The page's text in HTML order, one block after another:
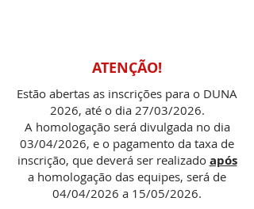
ATENÇÃO!
Estão abertas as inscrições para o DUNA
2026, até o dia 27/03/2026.
A homologação será divulgada no dia
03/04/2026, e o pagamento da taxa de
inscrição, que deverá ser realizado após
a homologação das equipes, será de
04/04/2026 a 15/05/2026.